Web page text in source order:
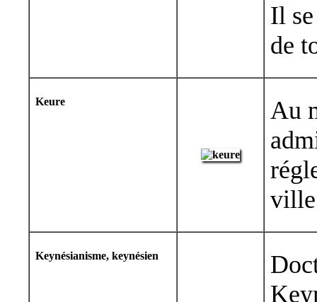
Il
de
Keure
Au
ville
Keynésianisme, keynésien